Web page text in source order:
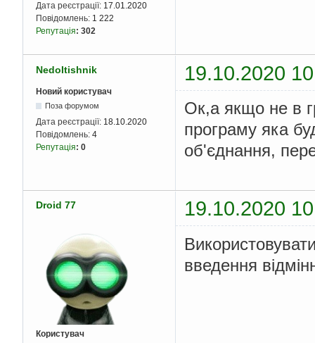
Дата реєстрації: 17.01.2020
Повідомлень: 1 222
Репутація: 302
NedoItishnik 19.10.2020
Новий користувач
Поза форумом
Дата реєстрації: 18.10.2020
Повідомлень: 4
Репутація: 0
Ок,а якщо не в
програму яка
об'єднання,
Droid 77 19.10.2020
Користувач
введення